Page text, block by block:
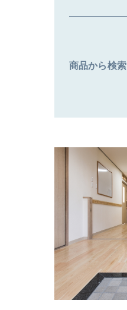
商品から検索